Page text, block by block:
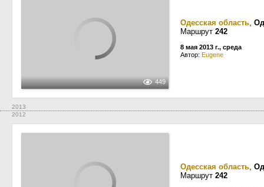
449
Одесская область,
Маршрут 242
8 мая 2013 г., среда
Автор: Eugene
2013
2012
Одесская область,
Маршрут 242